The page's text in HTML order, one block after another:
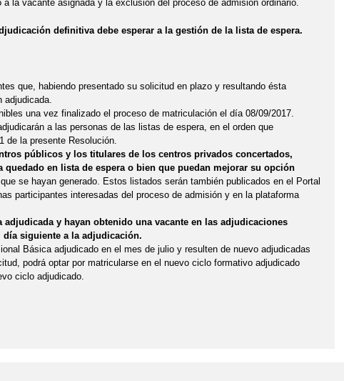
la vacante asignada y la exclusión del proceso de admisión ordinario.
definitiva debe esperar a la gestión de la lista de espera.
que, habiendo presentado su solicitud en plazo y resultando ésta
adjudicada.
una vez finalizado el proceso de matriculación el día 08/09/2017.
a las personas de las listas de espera, en el orden que
de la presente Resolución.
públicos y los titulares de los centros privados concertados,
en lista de espera o bien que puedan mejorar su opción
se hayan generado. Estos listados serán también publicados en el Portal
participantes interesadas del proceso de admisión y en la plataforma
y hayan obtenido una vacante en las adjudicaciones
día siguiente a la adjudicación.
Básica adjudicado en el mes de julio y resulten de nuevo adjudicadas
podrá optar por matricularse en el nuevo ciclo formativo adjudicado
ciclo adjudicado.